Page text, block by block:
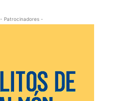
- Patrocinadores -